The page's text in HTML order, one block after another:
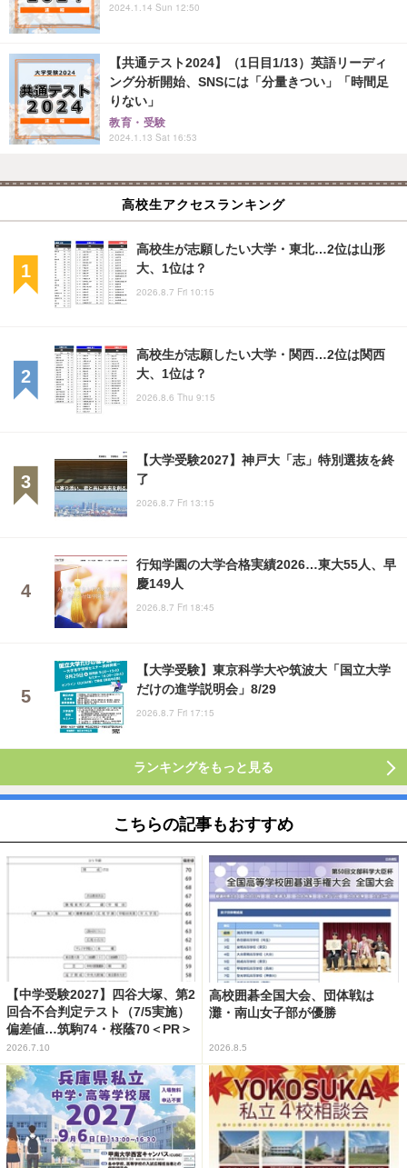
2024.1.14 Sun 12:50
【共通テスト2024】（1日目1/13）英語リーディ
ング分析開始、SNSには「分量きつい」「時間足
りない」
教育・受験
2024.1.13 Sat 16:53
高校生アクセスランキング
高校生が志願したい大学・東北…2位は山形
大、1位は？
2026.8.7 Fri 10:15
高校生が志願したい大学・関西…2位は関西
大、1位は？
2026.8.6 Thu 9:15
【大学受験2027】神戸大「志」特別選抜を終
了
2026.8.7 Fri 13:15
行知学園の大学合格実績2026…東大55人、早
慶149人
2026.8.7 Fri 18:45
【大学受験】東京科学大や筑波大「国立大学
だけの進学説明会」8/29
2026.8.7 Fri 17:15
ランキングをもっと見る
こちらの記事もおすすめ
【中学受験2027】四谷大塚、第2
回合不合判定テスト（7/5実施）
偏差値…筑駒74・桜蔭70＜PR＞
2026.7.10
高校囲碁全国大会、団体戦は
灘・南山女子部が優勝
2026.8.5